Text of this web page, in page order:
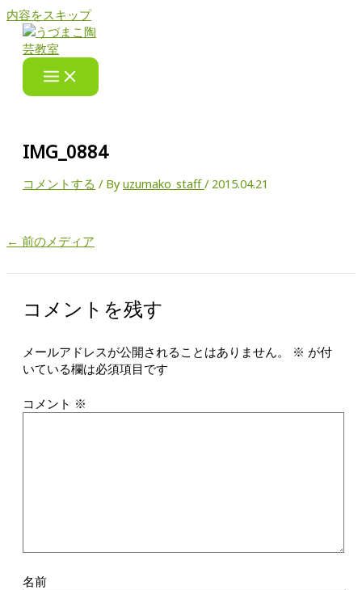
内容をスキップ
IMG_0884
コメントする / Byuzumako_staff/ 2015.04.21
← 前のメディア
コメントを残す
メールアドレスが公開されることはありません。 ※ が付
いている欄は必須項目です
コメント ※
名前